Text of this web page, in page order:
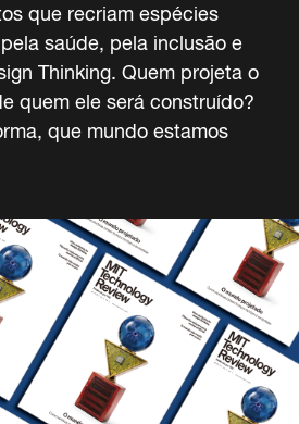
que recriam espécies
saúde, pela inclusão e
Thinking. Quem projeta o
quem ele será construído?
que mundo estamos